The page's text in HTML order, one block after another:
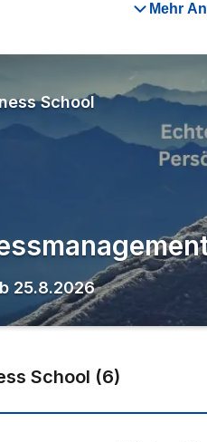
Mehr
School
25.8.2026
School (6)